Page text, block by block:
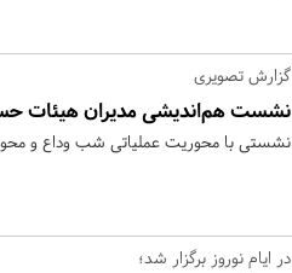
گزارش تصویری
نشست هم‌اندیشی مدیران هیئات
نشستی با محوریت عملیاتی شب وداع و
در ایام نوروز برگزار شد؛